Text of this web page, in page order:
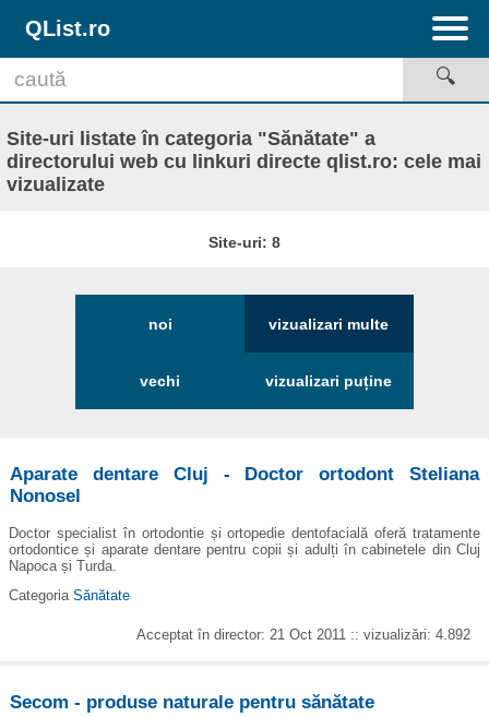
QList.ro
Site-uri listate în categoria "Sănătate" a
directorului web cu linkuri directe qlist.ro: cele mai
vizualizate
Site-uri: 8
noi
vechi
vizualizari multe
vizualizari puține
Aparate dentare Cluj - Doctor ortodont Steliana
Nonosel
Doctor specialist în ortodontie și ortopedie dentofacială oferă tratamente
ortodontice și aparate dentare pentru copii și adulți în cabinetele din Cluj
Napoca și Turda.
Categoria Sănătate
Acceptat în director: 21 Oct 2011 :: vizualizări: 4.892
Secom - produse naturale pentru sănătate